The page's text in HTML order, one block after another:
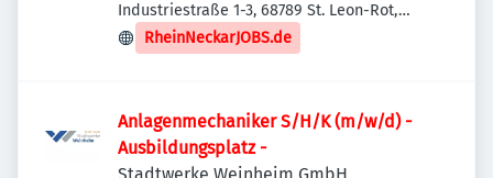
Industriestraße 1-3, 68789 St. Leon-Rot,
Deutschland
RheinNeckarJOBS.de
Anlagenmechaniker S/H/K (m/w/d) -
Ausbildungsplatz -